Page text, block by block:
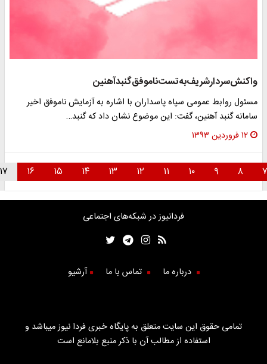
واکنش‌سردارشریف‌به‌تست‌ناموفق‌گنبدآهنین
مسئول روابط عمومی سپاه پاسداران با اشاره به آزمایش ناموفق اخیر
سامانه گنبد آهنین، گفت: این موضوع نشان داد که گنبد…
۱۲ فروردین ۱۳۹۳
فردانیوز در شبکه‌های اجتماعی
درباره ما تماس با ما آرشیو
تمامی حقوق این سایت متعلق به پایگاه خبری فردا نیوز میباشد و
استفاده از مطالب آن با ذکر منبع بلامانع است